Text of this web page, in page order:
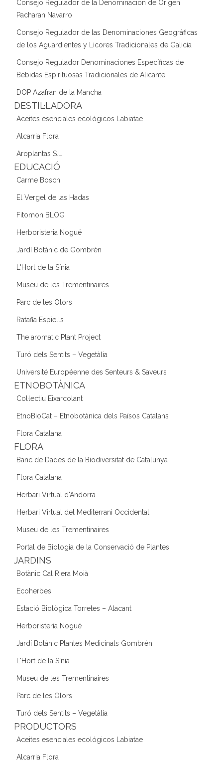
Consejo Regulador de la Denominacion de Origen
Pacharan Navarro
Consejo Regulador de las Denominaciones Geográficas
de los Aguardientes y Licores Tradicionales de Galicia
Consejo Regulador Denominaciones Específicas de
Bebidas Espirituosas Tradicionales de Alicante
DOP Azafran de la Mancha
DESTIL·LADORA
Aceites esenciales ecológicos Labiatae
Alcarria Flora
Aroplantas S.L.
EDUCACIÓ
Carme Bosch
El Vergel de las Hadas
Fitomon BLOG
Herboristeria Nogué
Jardí Botànic de Gombrèn
L'Hort de la Sínia
Museu de les Trementinaires
Parc de les Olors
Ratafia Espiells
The aromatic Plant Project
Turó dels Sentits – Vegetàlia
Université Européenne des Senteurs & Saveurs
ETNOBOTÀNICA
Col·lectiu Eixarcolant
EtnoBioCat – Etnobotànica dels Països Catalans
Flora Catalana
FLORA
Banc de Dades de la Biodiversitat de Catalunya
Flora Catalana
Herbari Virtual d'Andorra
Herbari Virtual del Mediterrani Occidental
Museu de les Trementinaires
Portal de Biologia de la Conservació de Plantes
JARDINS
Botànic Cal Riera Moià
Ecoherbes
Estació Biològica Torretes – Alacant
Herboristeria Nogué
Jardí Botànic Plantes Medicinals Gombrèn
L'Hort de la Sínia
Museu de les Trementinaires
Parc de les Olors
Turó dels Sentits – Vegetàlia
PRODUCTORS
Aceites esenciales ecológicos Labiatae
Alcarria Flora